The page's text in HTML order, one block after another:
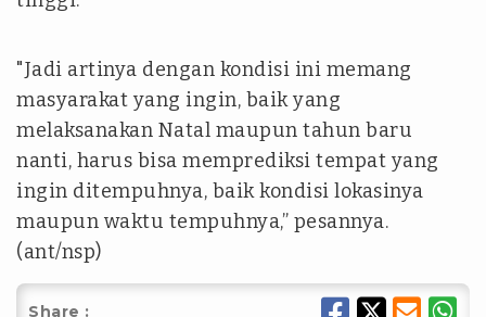
"Jadi artinya dengan kondisi ini memang
masyarakat yang ingin, baik yang
melaksanakan Natal maupun tahun baru
nanti, harus bisa memprediksi tempat yang
ingin ditempuhnya, baik kondisi lokasinya
maupun waktu tempuhnya,” pesannya.
(ant/nsp)
Share :